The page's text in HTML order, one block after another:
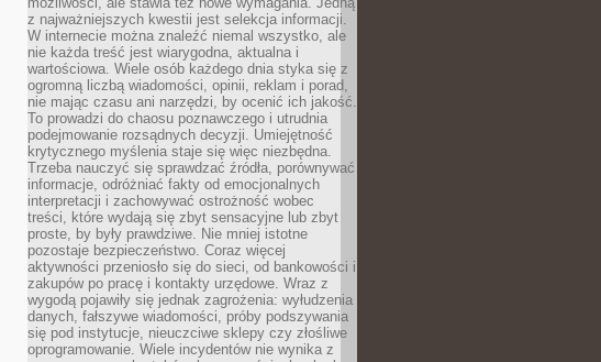
z najważniejszych kwestii jest selekcja informacji.
W internecie można znaleźć niemal wszystko, ale
nie każda treść jest wiarygodna, aktualna i
wartościowa. Wiele osób każdego dnia styka się z
ogromną liczbą wiadomości, opinii, reklam i porad,
nie mając czasu ani narzędzi, by ocenić ich jakość.
To prowadzi do chaosu poznawczego i utrudnia
podejmowanie rozsądnych decyzji. Umiejętność
krytycznego myślenia staje się więc niezbędna.
Trzeba nauczyć się sprawdzać źródła, porównywać
informacje, odróżniać fakty od emocjonalnych
interpretacji i zachowywać ostrożność wobec
treści, które wydają się zbyt sensacyjne lub zbyt
proste, by były prawdziwe. Nie mniej istotne
pozostaje bezpieczeństwo. Coraz więcej
aktywności przeniosło się do sieci, od bankowości i
zakupów po pracę i kontakty urzędowe. Wraz z
wygodą pojawiły się jednak zagrożenia: wyłudzenia
danych, fałszywe wiadomości, próby podszywania
się pod instytucje, nieuczciwe sklepy czy złośliwe
oprogramowanie. Wiele incydentów nie wynika z